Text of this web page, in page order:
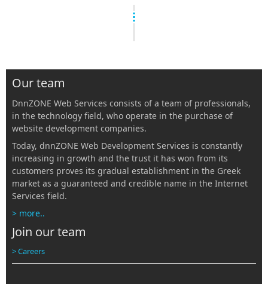
Our team
DnnZONE Web Services consists of a team of professionals,
in the technology field, who operate in the purchase of
website development companies.
Today, dnnZONE Web Development Services is constantly
increasing in growth and the trust it has won from its
customers proves its gradual establishment in the Greek
market as a guaranteed and credible name in the Internet
Services field.
> more..
Join our team
> Careers